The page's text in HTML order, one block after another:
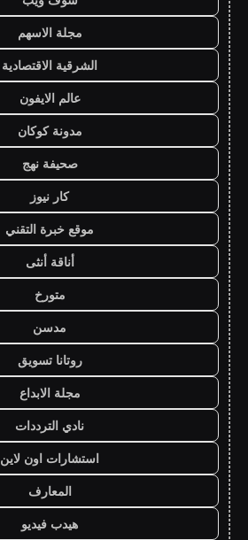
مجلة الاسهم
الشرقية الاقتصادية
عالم الايفون
مدونة كوكان
صحيفة نهج
كار نيوز
موقع خبرة التقني
أناقة أنثى
متورخ
مدسن
روتانا تسويق
مجلة الابداع
نادي الترددات
استشارات اون لاين
المعارف
هيدب فيديو